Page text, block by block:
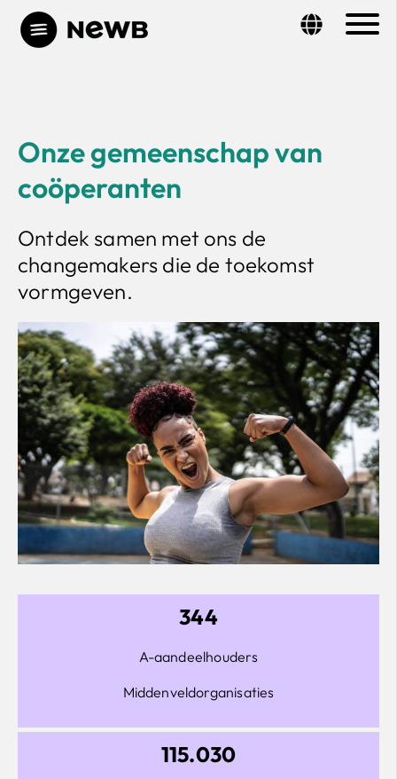
Onze gemeenschap van
coöperanten
Ontdek samen met ons de
changemakers die de toekomst
vormgeven.
344
A-aandeelhouders
Middenveldorganisaties
115.030